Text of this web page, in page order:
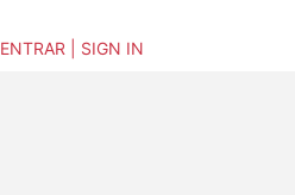
ENTRAR | SIGN IN